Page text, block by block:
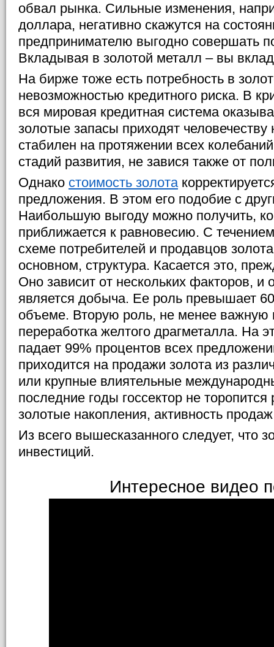
обвал рынка. Сильные изменения,
доллара, негативно скажутся на
предпринимателю выгодно совершать
Вкладывая в золотой металл – вы
На бирже тоже есть потребность в
невозможностью кредитного риска. В
вся мировая кредитная система
золотые запасы приходят человечеству
стабилен на протяжении всех
стадий развития, не завися также от
Однако стоимость золота
предложения. В этом его подобие с
Наибольшую выгоду можно получить,
приближается к равновесию. С
схеме потребителей и продавцов
основном, структура. Касается это,
Оно зависит от нескольких факторов,
является добыча. Ее роль превышает
объеме. Вторую роль, не менее важную
переработка желтого драгметалла. На
падает 99% процентов всех
приходится на продажи золота из
или крупные влиятельные
последние годы госсектор не торопится
золотые накопления, активность
Из всего вышесказанного следует, что
инвестиций.
Интересное видео